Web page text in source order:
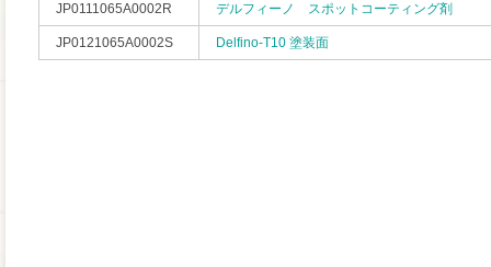
JP0111065A0002R デルフィーノ スポットコーティング剤
JP0121065A0002S Delfino-T10 塗装面